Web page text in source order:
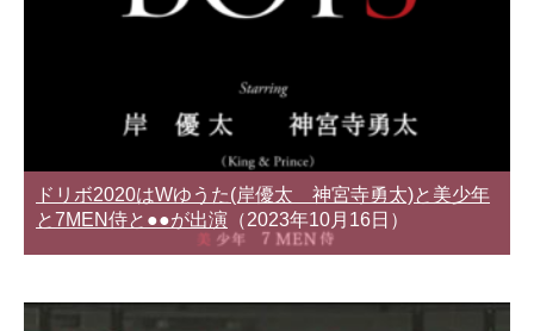
ドリボ2020はWゆうた(岸優太 神宮寺勇太)と美少年
と7MEN侍と●●が出演 （2023年10月16日）